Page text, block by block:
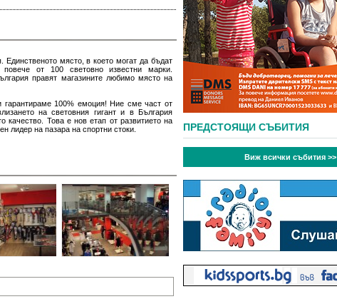
Единственото място, в което могат да бъдат
от 100 световно известни марки.
правят магазините любимо място на
100% емоция! Ние сме част от
на световния гигант и в България
качество. Това е нов етап от развитието на
лидер на пазара на спортни стоки.
ПРЕДСТОЯЩИ СЪБИТИЯ
Виж всички събития >>